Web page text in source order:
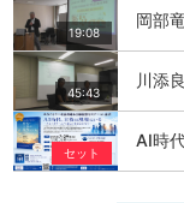
19:08
45:43
セット